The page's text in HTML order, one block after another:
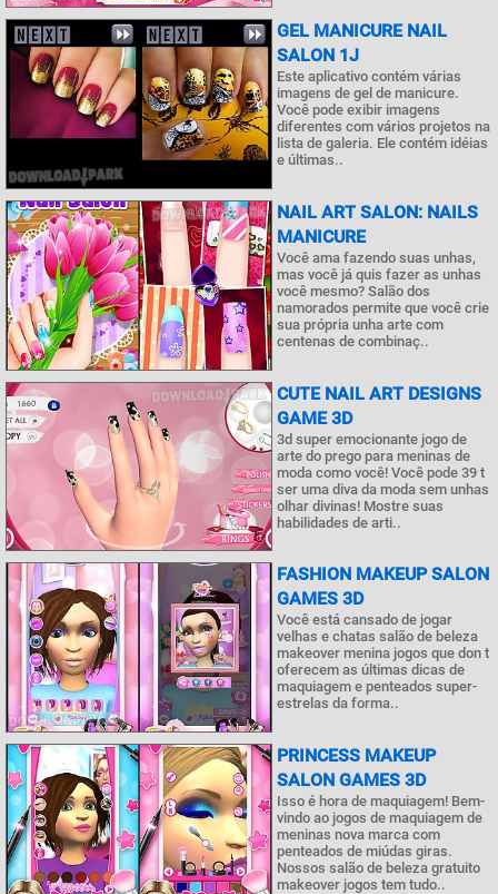
GEL MANICURE NAIL
SALON 1J
Este aplicativo contém várias
imagens de gel de manicure.
Você pode exibir imagens
diferentes com vários projetos na
lista de galeria. Ele contém idéias
e últimas..
NAIL ART SALON: NAILS
MANICURE
Você ama fazendo suas unhas,
mas você já quis fazer as unhas
você mesmo? Salão dos
namorados permite que você crie
sua própria unha arte com
centenas de combinaç..
CUTE NAIL ART DESIGNS
GAME 3D
3d super emocionante jogo de
arte do prego para meninas de
moda como você! Você pode 39 t
ser uma diva da moda sem unhas
olhar divinas! Mostre suas
habilidades de arti..
FASHION MAKEUP SALON
GAMES 3D
Você está cansado de jogar
velhas e chatas salão de beleza
makeover menina jogos que don t
oferecem as últimas dicas de
maquiagem e penteados super-
estrelas da forma..
PRINCESS MAKEUP
SALON GAMES 3D
Isso é hora de maquiagem! Bem-
vindo ao jogos de maquiagem de
meninas nova marca com
penteados de miúdas giras.
Nossos salão de beleza gratuito
makeover jogos tem tudo..